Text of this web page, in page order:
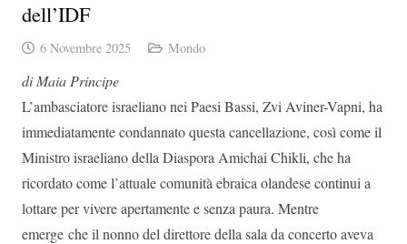
dell’IDF
6 Novembre 2025 Mondo
di Maia Principe
L’ambasciatore israeliano nei Paesi Bassi, Zvi Aviner-Vapni, ha
immediatamente condannato questa cancellazione, così come il
Ministro israeliano della Diaspora Amichai Chikli, che ha
ricordato come l’attuale comunità ebraica olandese continui a
lottare per vivere apertamente e senza paura. Mentre
emerge che il nonno del direttore della sala da concerto aveva